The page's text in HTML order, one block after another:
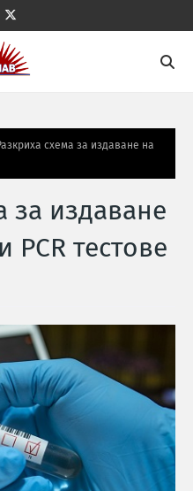
схема за издаване на
за издаване
PCR тестове